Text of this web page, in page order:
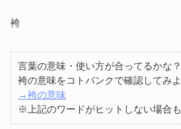
袴
言葉の意味・使い方が合ってるかな？
袴の意味をコトバンクで確認してみよ
→袴の意味
※上記のワードがヒットしない場合も